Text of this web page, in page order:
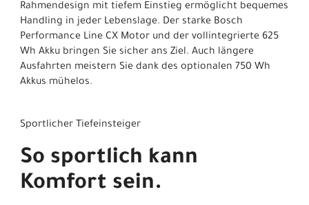
Rahmendesign mit tiefem Einstieg ermöglicht bequemes
Handling in jeder Lebenslage. Der starke Bosch
Performance Line CX Motor und der vollintegrierte 625
Wh Akku bringen Sie sicher ans Ziel. Auch längere
Ausfahrten meistern Sie dank des optionalen 750 Wh
Akkus mühelos.
Sportlicher Tiefeinsteiger
So sportlich kann
Komfort sein.